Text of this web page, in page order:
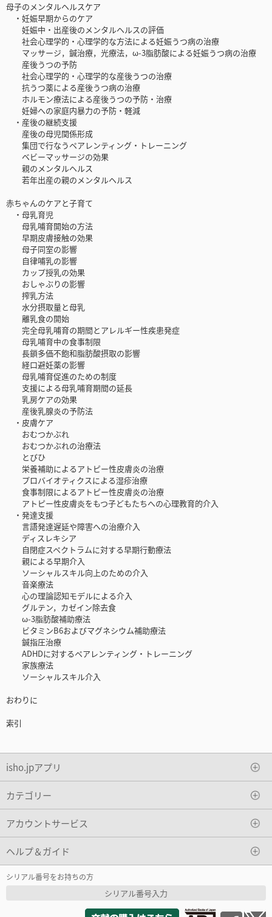
母子のメンタルヘルスケア
・妊娠早期からのケア
妊娠中・出産後のメンタルヘルスの評価
社会心理学的・心理学的な方法による妊娠うつ病の治療
マッサージ，鍼治療，光療法，ω-3脂肪酸による妊娠うつ病の治療
産後うつの予防
社会心理学的・心理学的な産後うつの治療
抗うつ薬による産後うつ病の治療
ホルモン療法による産後うつの予防・治療
妊婦への家庭内暴力の予防・軽減
・産後の継続支援
産後の母児関係形成
集団で行なうペアレンティング・トレーニング
ベビーマッサージの効果
親のメンタルヘルス
若年出産の親のメンタルヘルス
赤ちゃんのケアと子育て
・母乳育児
母乳哺育開始の方法
早期皮膚接触の効果
母子同室の影響
自律哺乳の影響
カップ授乳の効果
おしゃぶりの影響
搾乳方法
水分摂取量と母乳
離乳食の開始
完全母乳哺育の期間とアレルギー性疾患発症
母乳哺育中の食事制限
長鎖多価不飽和脂肪酸摂取の影響
経口避妊薬の影響
母乳哺育促進のための制度
支援による母乳哺育期間の延長
乳房ケアの効果
産後乳腺炎の予防法
・皮膚ケア
おむつかぶれ
おむつかぶれの治療法
とびひ
栄養補助によるアトピー性皮膚炎の治療
プロバイオティクスによる湿疹治療
食事制限によるアトピー性皮膚炎の治療
アトピー性皮膚炎をもつ子どもたちへの心理教育的介入
・発達支援
言語発達遅延や障害への治療介入
ディスレキシア
自閉症スペクトラムに対する早期行動療法
親による早期介入
ソーシャルスキル向上のための介入
音楽療法
心の理論認知モデルによる介入
グルテン，カゼイン除去食
ω-3脂肪酸補助療法
ビタミンB6およびマグネシウム補助療法
鍼指圧治療
ADHDに対するペアレンティング・トレーニング
家族療法
ソーシャルスキル介入
おわりに
索引
isho.jpアプリ
カテゴリー
アカウントサービス
ヘルプ＆ガイド
シリアル番号をお持ちの方
シリアル番号入力